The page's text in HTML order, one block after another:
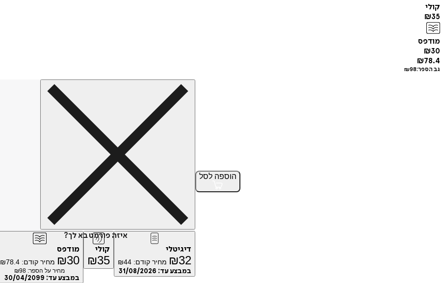
קולי
₪35
מודפס
₪30
₪78.4
גב הספר: ₪98
הוספה לסל
איזה פורמט בא לך?
דיגיטלי
₪32 מחיר קודם: ₪44
במבצע עד: 31/08/2026
קולי
₪35
מודפס
₪30 מחיר קודם: ₪78.4
מחיר על הספר: ₪ 98
במבצע עד: 30/04/2099